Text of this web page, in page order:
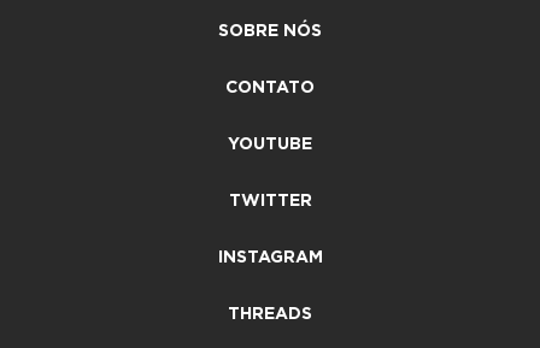
SOBRE NÓS
CONTATO
YOUTUBE
TWITTER
INSTAGRAM
THREADS